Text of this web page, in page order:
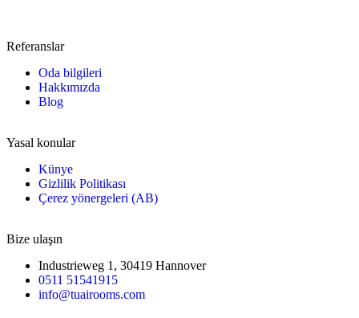
Referanslar
Oda bilgileri
Hakkımızda
Blog
Yasal konular
Künye
Gizlilik Politikası
Çerez yönergeleri (AB)
Bize ulaşın
Industrieweg 1, 30419 Hannover
0511 51541915
info@tuairooms.com